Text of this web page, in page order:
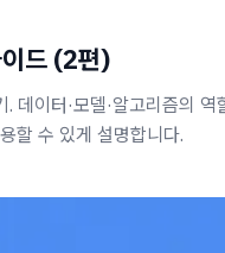
드 (2편)
데이터·모델·알고리즘의
할 수 있게 설명합니다.